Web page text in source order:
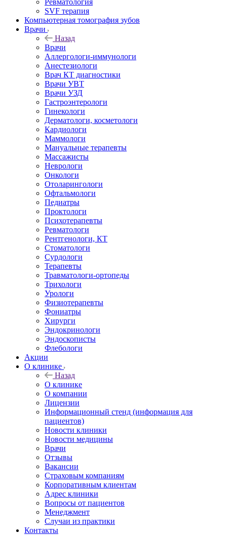
Ревматология
SVF терапия
Компьютерная томография зубов
Врачи
Назад
Врачи
Аллергологи-иммунологи
Анестезиологи
Врач КТ диагностики
Врачи УВТ
Врачи УЗД
Гастроэнтерологи
Гинекологи
Дерматологи, косметологи
Кардиологи
Маммологи
Мануальные терапевты
Массажисты
Неврологи
Онкологи
Отоларингологи
Офтальмологи
Педиатры
Проктологи
Психотерапевты
Ревматологи
Рентгенологи, КТ
Стоматологи
Сурдологи
Терапевты
Травматологи-ортопеды
Трихологи
Урологи
Физиотерапевты
Фониатры
Хирурги
Эндокринологи
Эндоскописты
Флебологи
Акции
О клинике
Назад
О клинике
О компании
Лицензии
Информационный стенд (информация для
пациентов)
Новости клиники
Новости медицины
Врачи
Отзывы
Вакансии
Страховым компаниям
Корпоративным клиентам
Адрес клиники
Вопросы от пациентов
Менеджмент
Случаи из практики
Контакты